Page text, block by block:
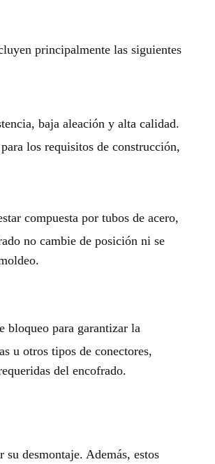
principalmente las siguientes
baja aleación y alta calidad.
los requisitos de construcción,
compuesta por tubos de acero,
no cambie de posición ni se
bloqueo para garantizar la
u otros tipos de conectores,
del encofrado.
desmontaje. Además, estos